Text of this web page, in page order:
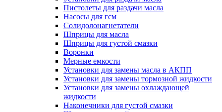
Пистолеты для раздачи масла
Насосы для гсм
Солидолонагнетатели
Шприцы для масла
Шприцы для густой смазки
Воронки
Мерные емкости
Установки для замены масла в АКПП
Установки для замены тормозной жидкости
Установки для замены охлаждающей
жидкости
Наконечники для густой смазки